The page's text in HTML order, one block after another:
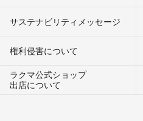
サステナビリティメッセージ
権利侵害について
ラクマ公式ショップ
出店について